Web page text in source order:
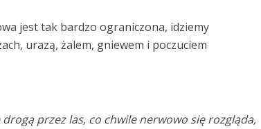
jest tak bardzo ograniczona, idziemy
urazą, żalem, gniewem i poczuciem
przez las, co chwile nerwowo się rozgląda,